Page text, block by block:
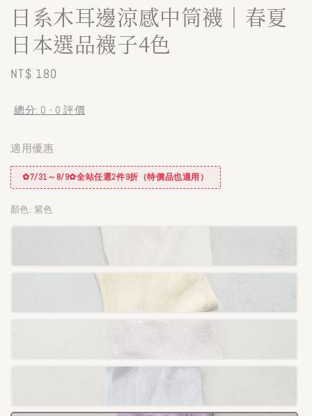
日系木耳邊涼感中筒襪｜春夏
日本選品襪子4色
Regular
NT$ 180
總分: 0 - 0 評價
適用優惠
✿7/31～8/9✿全站任選2件9折（特價品也適用）
顏色: 紫色